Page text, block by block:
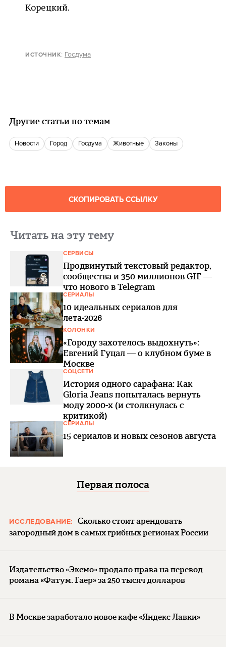
Корецкий.
ИСТОЧНИК: Госдума
Другие статьи по темам
новости город госдума Животные законы
СКОПИРОВАТЬ ССЫЛКУ
Читать на эту тему
СЕРВИСЫ
Продвинутый текстовый редактор,
сообщества и 350 миллионов GIF —
что нового в Telegram
СЕРИАЛЫ
10 идеальных сериалов для
лета-2026
КОЛОНКИ
«Городу захотелось выдохнуть»:
Евгений Гуцал — о клубном буме в
Москве
СОЦСЕТИ
История одного сарафана: Как
Gloria Jeans попыталась вернуть
моду 2000-х (и столкнулась с
критикой)
СЕРИАЛЫ
15 сериалов и новых сезонов августа
Первая полоса
ИССЛЕДОВАНИЕ:
Сколько стоит арендовать
загородный дом в самых грибных регионах России
Издательство «Эксмо» продало права на перевод
романа «Фатум. Гаер» за 250 тысяч долларов
В Москве заработало новое кафе «Яндекс Лавки»